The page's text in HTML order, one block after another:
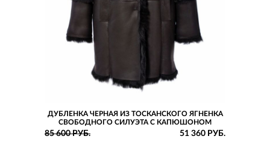
ДУБЛЕНКА ЧЕРНАЯ ИЗ ТОСКАНСКОГО ЯГНЕНКА
СВОБОДНОГО СИЛУЭТА С КАПЮШОНОМ
85 600 РУБ. 51 360 РУБ.